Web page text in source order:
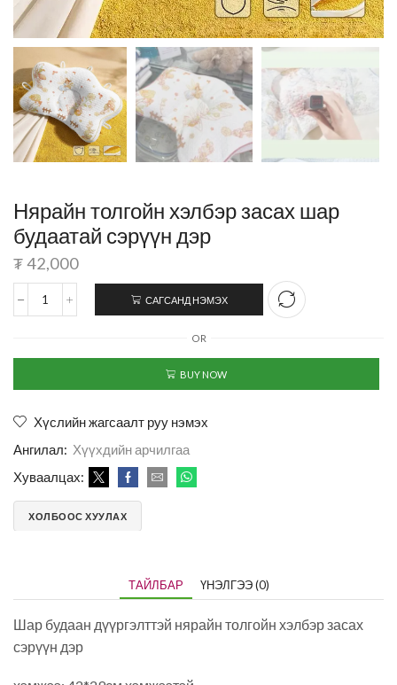
Нярайн толгойн хэлбэр засах шар
будаатай сэрүүн дэр
₮42,000
САГСАНД НЭМЭХ
OR
BUY NOW
Хүслийн жагсаалт руу нэмэх
Ангилал: Хүүхдийн арчилгаа
Хуваалцах:
ХОЛБООС ХУУЛАХ
ТАЙЛБАР ҮНЭЛГЭЭ (0)
Шар будаан дүүргэлттэй нярайн толгойн хэлбэр засах
сэрүүн дэр